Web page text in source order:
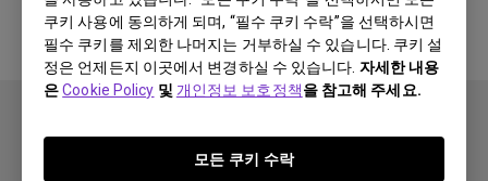
쿠키 사용에 동의하게 되며, “필수 쿠키 수락”을 선택하시면
필수 쿠키를 제외한 나머지는 거부하실 수 있습니다. 쿠키 설
정은 언제든지 이곳에서 변경하실 수 있습니다. 자세한 내용
은Cookie Policy 및 개인정보 보호정책을 참고해 주세요.
모든 쿠키 수락